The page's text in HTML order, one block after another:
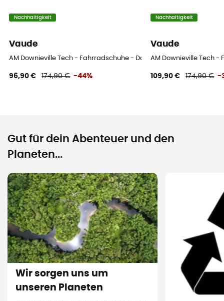
Nachhaltigkeit
Vaude
AM Downieville Tech - Fahrradschuhe - Damen
96,90 € 174,90 € -44%
Nachhaltigkeit
Vaude
AM Downieville Tech -
109,90 € 174,90 € -
Gut für dein Abenteuer und den
Planeten...
Wir sorgen uns um
unseren Planeten